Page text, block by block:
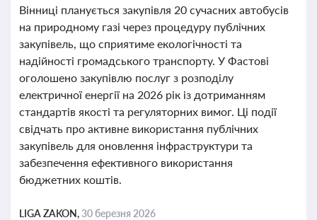
Вінниці планується закупівля 20 сучасних автобусів
на природному газі через процедуру публічних
закупівель, що сприятиме екологічності та
надійності громадського транспорту. У Фастові
оголошено закупівлю послуг з розподілу
електричної енергії на 2026 рік із дотриманням
стандартів якості та регуляторних вимог. Ці події
свідчать про активне використання публічних
закупівель для оновлення інфраструктури та
забезпечення ефективного використання
бюджетних коштів.
LIGA ZAKON,30 березня 2026